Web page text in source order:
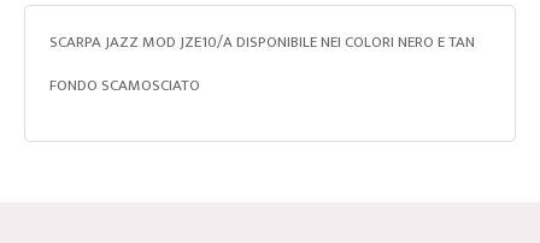
SCARPA JAZZ MOD JZE10/A DISPONIBILE NEI COLORI NERO E TAN
FONDO SCAMOSCIATO